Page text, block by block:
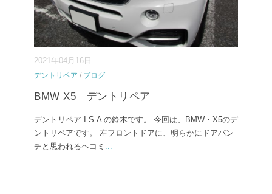
2021年04月16日
デントリペア / ブログ
BMW X5 デントリペア
デントリペア I.S.A の鈴木です。 今回は、BMW・X5のデ
ントリペアです。 左フロントドアに、明らかにドアパン
チと思われるヘコミ ...